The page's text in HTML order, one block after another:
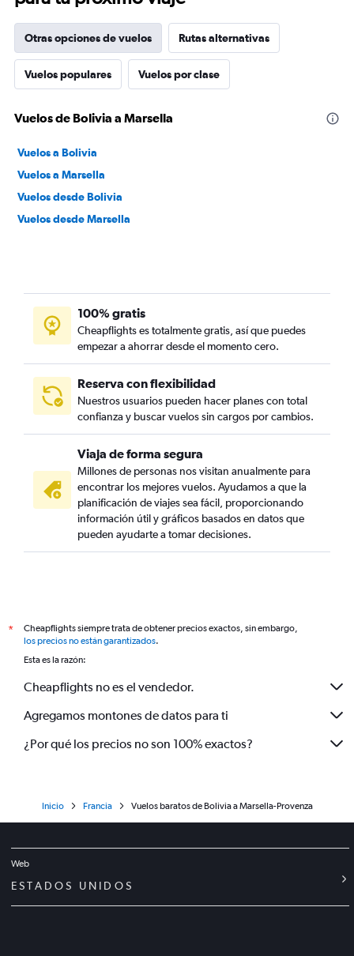
Otras opciones de vuelos Rutas alternativas
Vuelos populares Vuelos por clase
Vuelos de Bolivia a Marsella
Vuelos a Bolivia
Vuelos a Marsella
Vuelos desde Bolivia
Vuelos desde Marsella
100% gratis
Cheapflights es totalmente gratis, así que puedes
empezar a ahorrar desde el momento cero.
Reserva con flexibilidad
Nuestros usuarios pueden hacer planes con total
confianza y buscar vuelos sin cargos por cambios.
Viaja de forma segura
Millones de personas nos visitan anualmente para
encontrar los mejores vuelos. Ayudamos a que la
planificación de viajes sea fácil, proporcionando
información útil y gráficos basados en datos que
pueden ayudarte a tomar decisiones.
*
Cheapflights siempre trata de obtener precios exactos, sin embargo,
los precios no están garantizados.
Esta es la razón:
Cheapflights no es el vendedor.
Agregamos montones de datos para ti
¿Por qué los precios no son 100% exactos?
Inicio Francia Vuelos baratos de Bolivia a Marsella-Provenza
Web
ESTADOS UNIDOS